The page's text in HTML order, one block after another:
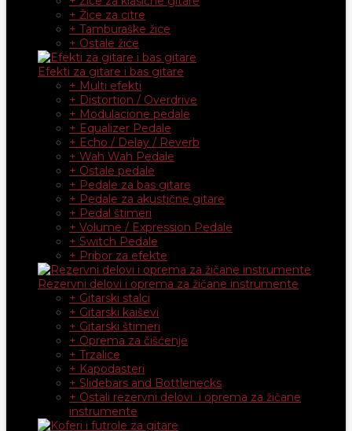
+ Žice za citre
+ Tamburaške žice
+ Ostale žice
Efekti za gitare i bas gitare
+ Multi efekti
+ Distortion / Overdrive
+ Modulacione pedale
+ Equalizer Pedale
+ Echo / Delay / Reverb
+ Wah Wah Pedale
+ Ostale pedale
+ Pedale za bas gitare
+ Pedale za akustične gitare
+ Pedal štimeri
+ Volume / Expression Pedale
+ Switch Pedale
+ Pribor za efekte
Rezervni delovi i oprema za žičane instrumente
+ Gitarski stalci
+ Gitarski kaiševi
+ Gitarski štimeri
+ Oprema za čišćenje
+ Trzalice
+ Kapodasteri
+ Slidebars and Bottlenecks
+ Ostali rezervni delovi i oprema za žičane
instrumente